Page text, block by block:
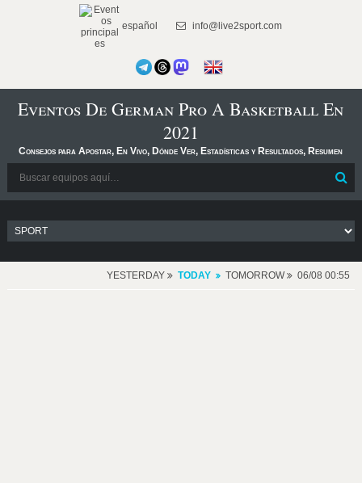
español info@live2sport.com
Eventos De German Pro A Basketball En
2021
Consejos para Apostar, En Vivo, Dónde Ver, Estadísticas y Resultados, Resumen
YESTERDAY TODAY TOMORROW 06/08 00:55